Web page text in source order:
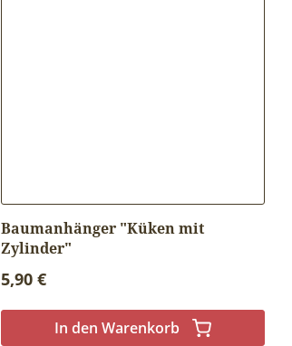
Baumanhänger "Küken mit
Zylinder"
Regulärer Preis:
5,90 €
In den Warenkorb